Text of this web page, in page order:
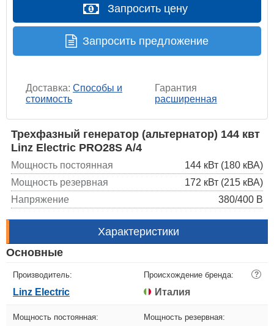
Запросить цену
Запросить предложение
Доставка: Способы и
стоимость
Гарантия
расширенная
Трехфазный генератор (альтернатор) 144 квт
Linz Electric PRO28S A/4
Мощность постоянная
144 кВт (180 кВА)
Мощность резервная
172 кВт (215 кВА)
Напряжение
380/400 В
Характеристики
Основные
Производитель:
Linz Electric
Происхождение бренда: ?
Италия
Мощность постоянная: Мощность резервная: